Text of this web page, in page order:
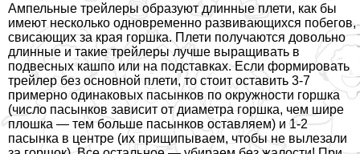
Ампельные трейлеры образуют длинные плети, как бы
имеют несколько одновременно развивающихся побегов,
свисающих за края горшка. Плети получаются довольно
длинные и такие трейлеры лучше выращивать в
подвесных кашпо или на подставках. Если формировать
трейлер без основной плети, то стоит оставить 3-7
примерно одинаковых пасынков по окружности горшка
(число пасынков зависит от диаметра горшка, чем шире
плошка — тем больше пасынков оставляем) и 1-2
пасынка в центре (их прищипываем, чтобы не вылезали